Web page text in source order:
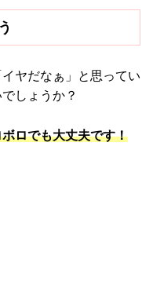
ヤだなぁ」と思ってい
しょうか？
ロでも大丈夫です！